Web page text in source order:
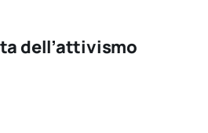
dell’attivismo